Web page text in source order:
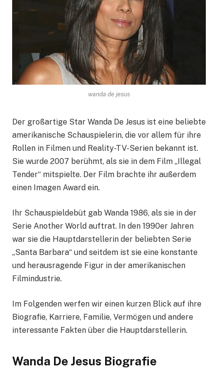
wanda de jesus
Der großartige Star Wanda De Jesus ist eine beliebte
amerikanische Schauspielerin, die vor allem für ihre
Rollen in Filmen und Reality-TV-Serien bekannt ist.
Sie wurde 2007 berühmt, als sie in dem Film „Illegal
Tender“ mitspielte. Der Film brachte ihr außerdem
einen Imagen Award ein.
Ihr Schauspieldebüt gab Wanda 1986, als sie in der
Serie Another World auftrat. In den 1990er Jahren
war sie die Hauptdarstellerin der beliebten Serie
„Santa Barbara“ und seitdem ist sie eine konstante
und herausragende Figur in der amerikanischen
Filmindustrie.
Im Folgenden werfen wir einen kurzen Blick auf ihre
Biografie, Karriere, Familie, Vermögen und andere
interessante Fakten über die Hauptdarstellerin.
Wanda De Jesus Biografie